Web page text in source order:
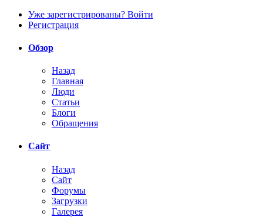
Уже зарегистрированы? Войти
Регистрация
Обзор
Назад
Главная
Люди
Статьи
Блоги
Обращения
Сайт
Назад
Сайт
Форумы
Загрузки
Галерея